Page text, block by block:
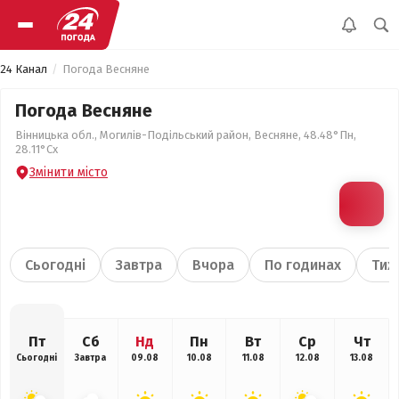
24 Канал Погода Весняне
Погода Весняне
Вінницька обл., Могилів-Подільський район, Весняне, 48.48°Пн,
28.11°Сх
Змінити місто
Сьогодні Завтра Вчора По годинах
Пт
Сьогодні
Сб
Завтра
Нд
09.08
Пн
10.08
Вт
11.08
Ср
12.08
Чт
13.08